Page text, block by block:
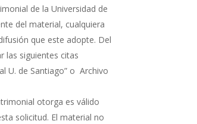
de la Universidad de
del material, cualquiera
que este adopte. Del
las siguientes citas
U. de Santiago” o Archivo
otorga es válido
solicitud. El material no